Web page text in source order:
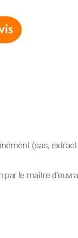
(sas,
le maître